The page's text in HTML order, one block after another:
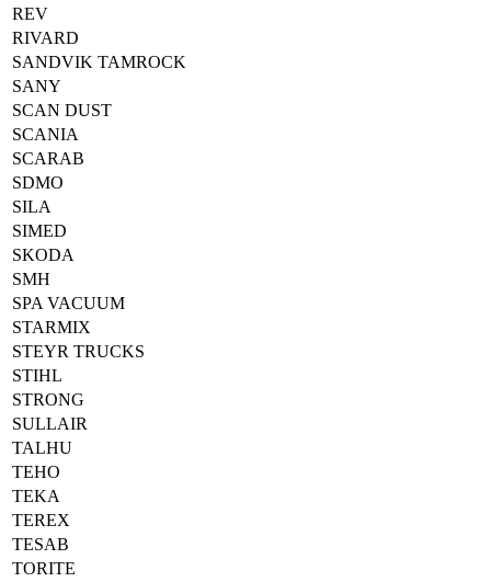
REV
RIVARD
SANDVIK TAMROCK
SANY
SCAN DUST
SCANIA
SCARAB
SDMO
SILA
SIMED
SKODA
SMH
SPA VACUUM
STARMIX
STEYR TRUCKS
STIHL
STRONG
SULLAIR
TALHU
TEHO
TEKA
TEREX
TESAB
TORITE